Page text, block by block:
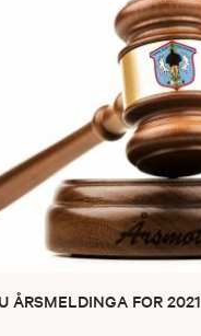
ÅRSMELDINGA FOR 2021